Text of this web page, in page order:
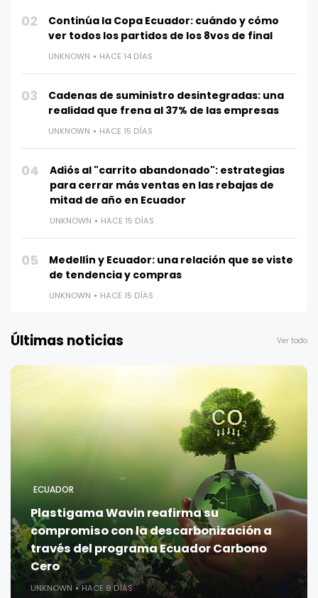
02
Continúa la Copa Ecuador: cuándo y cómo
ver todos los partidos de los 8vos de final
UNKNOWN HACE 14 DÍAS
03
Cadenas de suministro desintegradas: una
realidad que frena al 37% de las empresas
UNKNOWN HACE 15 DÍAS
04
Adiós al "carrito abandonado": estrategias
para cerrar más ventas en las rebajas de
mitad de año en Ecuador
UNKNOWN HACE 15 DÍAS
05
Medellín y Ecuador: una relación que se viste
de tendencia y compras
UNKNOWN HACE 15 DÍAS
Últimas noticias Ver todo
ECUADOR
Plastigama Wavin reafirma su
compromiso con la descarbonización a
través del programa Ecuador Carbono
Cero
UNKNOWN HACE 8 DÍAS